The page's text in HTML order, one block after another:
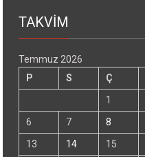
TAKVİM
Temmuz 2026
P
S Ç
1
6
7 8
13
14 15